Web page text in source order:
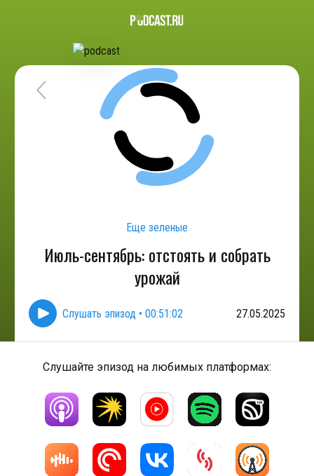
Еще зеленые
Июль-сентябрь: отстоять и собрать
урожай
Слушать эпизод • 00:51:02 27.05.2025
Слушайте эпизод на любимых платформах: